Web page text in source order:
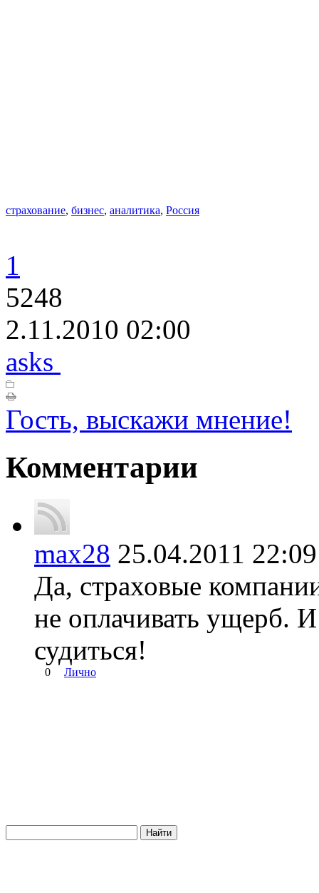
страхование, бизнес, аналитика, Россия
1
5248
2.11.2010 02:00
asks
Гость, выскажи мнение!
Комментарии
max28 25.04.2011
Да, страховые
не оплачивать ущерб.
судиться!
0 Лично